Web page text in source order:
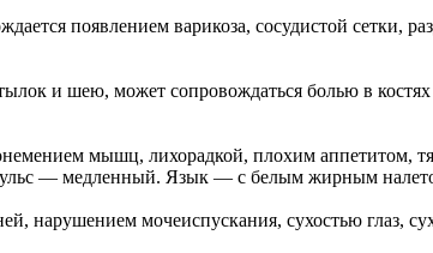
появлением варикоза, сосудистой сетки,
и шею, может сопровождаться болью в
мышц, лихорадкой, плохим аппетитом,
— медленный. Язык — с белым жирным
нарушением мочеиспускания, сухостью глаз,